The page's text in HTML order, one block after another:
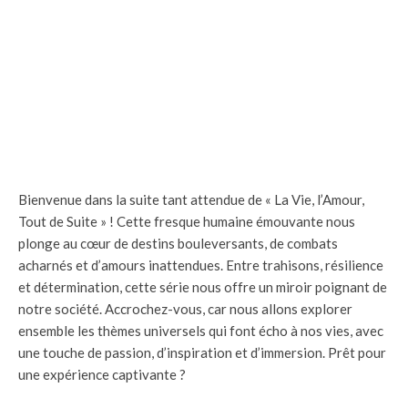
Bienvenue dans la suite tant attendue de « La Vie, l’Amour,
Tout de Suite » ! Cette fresque humaine émouvante nous
plonge au cœur de destins bouleversants, de combats
acharnés et d’amours inattendues. Entre trahisons, résilience
et détermination, cette série nous offre un miroir poignant de
notre société. Accrochez-vous, car nous allons explorer
ensemble les thèmes universels qui font écho à nos vies, avec
une touche de passion, d’inspiration et d’immersion. Prêt pour
une expérience captivante ?